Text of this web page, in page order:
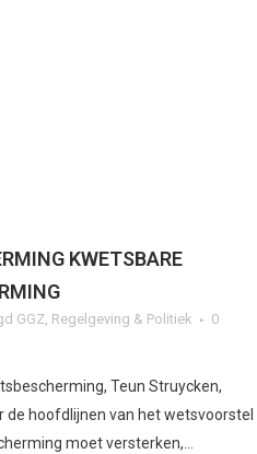
KWETSBARE
GGZ, Regelgeving & Politiek
0
Teun Struycken,
hoofdlijnen van het wetsvoorstel
moet versterken,...